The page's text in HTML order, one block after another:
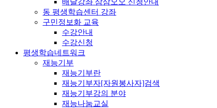
동 평생학습센터 강좌
구민정보화 교육
수강안내
수강신청
평생학습네트워크
재능기부
재능기부란
재능기부자[자원봉사자]검색
재능기부강의 분야
재능나눔교실